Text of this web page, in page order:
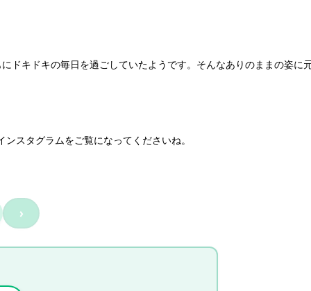
キドキの毎日を過ごしていたようです。そんなありのままの姿に
スタグラムをご覧になってくださいね。
›